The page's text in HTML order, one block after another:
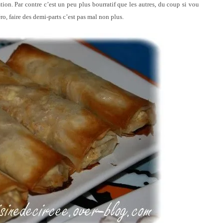
Par contre c’est un peu plus bourratif que les autres, du coup si
faire des demi-parts c’est pas mal non plus.